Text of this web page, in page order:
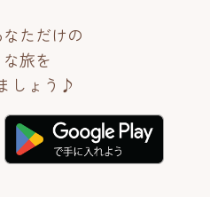
ただけの
旅を
しょう♪